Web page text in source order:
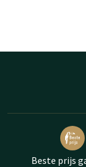
Beste prijs